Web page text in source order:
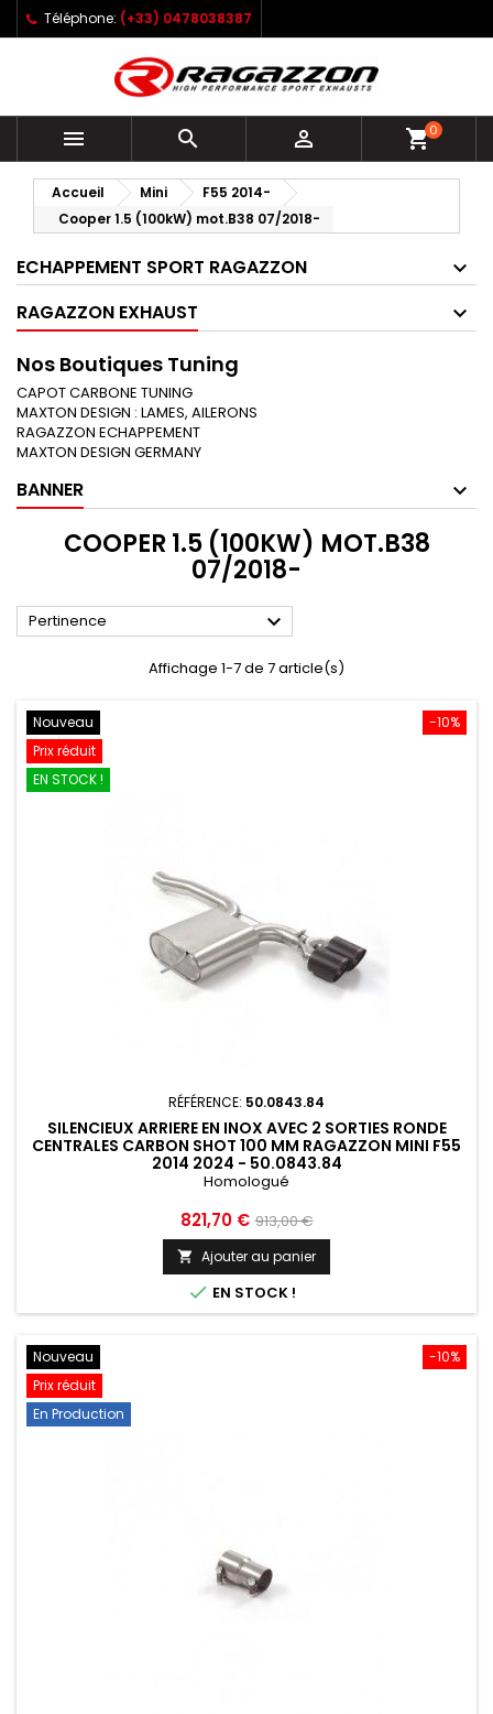
Téléphone: (+33) 0478038387
   shopping_cart0
Accueil Mini
F55 2014-
Cooper 1.5 (100kW) mot.B38 07/2018-
ECHAPPEMENT SPORT RAGAZZON
RAGAZZON EXHAUST
Nos Boutiques Tuning
CAPOT CARBONE TUNING
MAXTON DESIGN : LAMES, AILERONS
RAGAZZON ECHAPPEMENT
MAXTON DESIGN GERMANY
BANNER
COOPER 1.5 (100KW) MOT.B38
07/2018-
Pertinence 
Affichage 1-7 de 7 article(s)
-10%
Nouveau
Prix réduit
EN STOCK !
RÉFÉRENCE: 50.0843.84
SILENCIEUX ARRIERE EN INOX AVEC 2 SORTIES RONDE
CENTRALES CARBON SHOT 100 MM RAGAZZON MINI F55
2014 2024 - 50.0843.84
Homologué
Prix
821,70 € Prix
de
base
913,00 €
 Ajouter au panier
 EN STOCK !
-10%
Nouveau
Prix réduit
En Production